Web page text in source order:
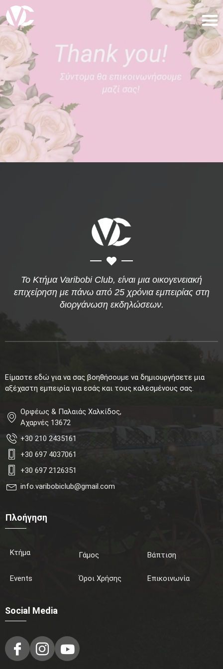
Το Κτήμα Varibobi Club, είναι μια οικογενειακή
επιχείρηση με πάνω από 25 χρόνια εμπειρίας στη
διοργάνωση εκδηλώσεων.
Είμαστε εδώ για να σας βοηθήσουμε να δημιουργήσετε μια
αξέχαστη εμπειρία για εσάς και τους καλεσμένους σας.
Ορφέως & Παλαιάς Χαλκίδος,
Αχαρνές 13672
+30 210 2435161
+30 697 4037061
+30 697 2126351
info.varibobiclub@gmail.com
Πλοήγηση
Κτήμα Γάμος Βάπτιση
Events Όροι Χρήσης Επικοινωνία
Social Media